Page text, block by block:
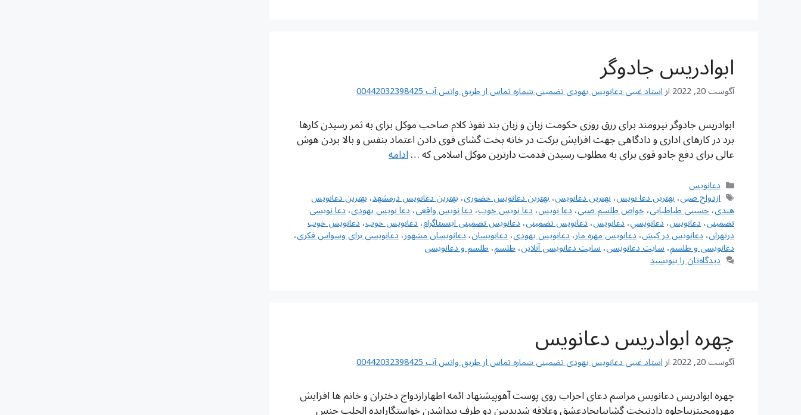
ابوادریس جادوگر
آگوست 20, 2022 ازاستاد غیبی دعانویس یهودی تضمینی شماره تماس از طریق واتس آپ 00442032398425
ابوادریس جادوگر نیرومند برای رزق روزی حکومت زبان و زبان بند نفوذ کلام صاحب موکل برای به ثمر رسیدن کارها
برد در کارهای اداری و دادگاهی جهت افزایش برکت در خانه بخت گشای قوی دادن اعتماد بنفس و بالا بردن هوش
عالی برای دفع جادو قوی برای به مطلوب رسیدن قدمت دارترین موکل اسلامی که …ادامه
دسته‌ها
دعانویس
برچسب‌ها
ازدواج صبی،بهترین دعا نویس،بهترین دعانویس،بهترین دعانویس حضوری،بهترین دعانویس درمشهد،بهترین دعانویس
هندی،حسینی طباطبایی،خواص طلسم صبی،دعا نویس،دعا نویس خوب،دعا نویس واقعی،دعا نویس یهودی،دعا نویسی
تضمینی،دعانويس،دعانويسي،دعانویس،دعانویس تضمینی،دعانویس تضمینی اینستاگرام،دعانویس خوب،دعانویس خوب
درتهران،دعانویس در کیش،دعانویس مهره مار،دعانویس یهودی،دعانویسان،دعانویسان مشهور،دعانویسی برای وسواس فکری،
دعانویسی و طلسم،سایت دعانویسی،سایت دعانویسی آنلاین،طلسم،طلسم و دعانویسی
دیدگاه‌تان را بنویسید
چهره ابوادریس دعانویس
آگوست 20, 2022 ازاستاد غیبی دعانویس یهودی تضمینی شماره تماس از طریق واتس آپ 00442032398425
چهره ابوادریس دعانویس مراسم دعای احزاب روی پوست آهوپیشنهاد ائمه اطهارازدواج دختران و خانم ها افزایش
مهرومحبتزیباجلوه دادنبخت گشاییایجادعشق وعلاقه شدیدبین دو طرف پیداشدن خواستگارایده الجلب جنس